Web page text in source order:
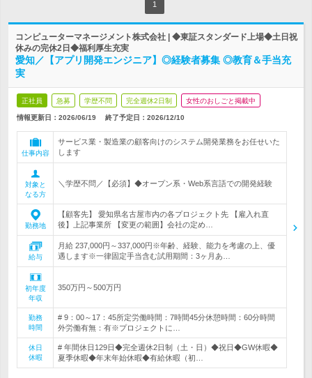
1
コンピューターマネージメント株式会社 | ◆東証スタンダード上場◆土日祝
休みの完休2日◆福利厚生充実
愛知／【アプリ開発エンジニア】◎経験者募集 ◎教育＆手当充
実
正社員 急募 学歴不問 完全週休2日制 女性のおしごと掲載中
情報更新日：2026/06/19 終了予定日： 2026/12/10
仕事内容
サービス業・製造業の顧客向けのシステム開発業務をお任せいた
します
対象と
なる方
＼学歴不問／【必須】◆オープン系・Web系言語での開発経験
勤務地
【顧客先】 愛知県名古屋市内の各プロジェクト先 【雇入れ直
後】上記事業所 【変更の範囲】会社の定め…
給与
月給 237,000円～337,000円※年齢、経験、能力を考慮の上、優
遇します※一律固定手当含む試用期間：3ヶ月あ…
初年度
年収
350万円～500万円
勤務
時間
# 9：00～17：45所定労働時間：7時間45分休憩時間：60分時間
外労働有無：有※プロジェクトに…
休日
休暇
# 年間休日129日◆完全週休2日制（土・日）◆祝日◆GW休暇◆
夏季休暇◆年末年始休暇◆有給休暇（初…